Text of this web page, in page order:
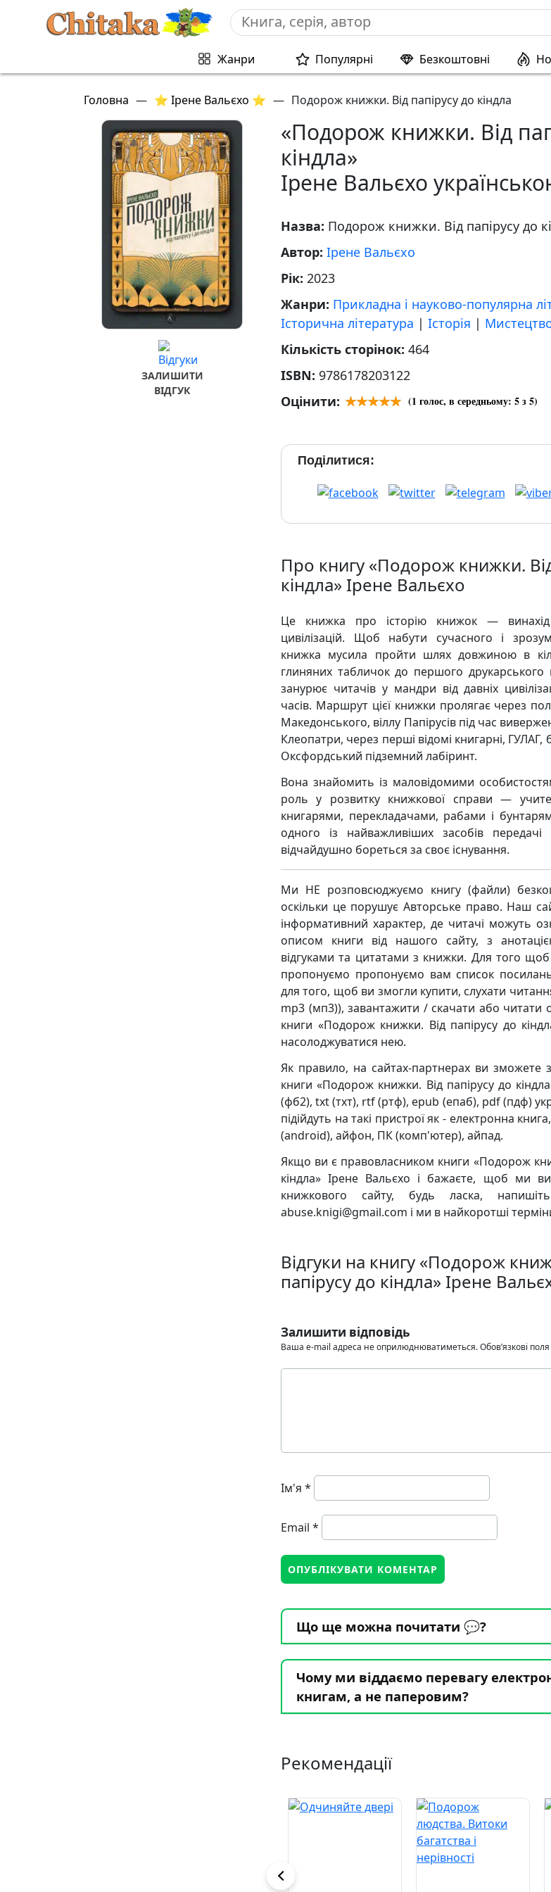
Жанри Популярні Безкоштовні
Головна — ⭐ Ірене Вальєхо ⭐ — Подорож книжки. Від папірусу до кіндла
ЗАЛИШИТИ
ВІДГУК
«Подорож книжки. Від
кіндла»
Ірене Вальєхо
Назва: Подорож книжки. Від папірусу до
Автор: Ірене Вальєхо
Рік: 2023
Жанри: Прикладна і науково-популярна
Історична література | Історія |
Кількість сторінок: 464
ISBN: 9786178203122
Оцінити:
(1 голос, в середньому: 5з 5)
Поділитися:
Про книгу «Подорож книжки.
кіндла» Ірене Вальєхо
Це книжка про історію книжок —
цивілізацій. Щоб набути сучасного і
книжка мусила пройти шлях довжиною в
глиняних табличок до першого
занурює читачів у мандри від давніх
часів. Маршрут цієї книжки пролягає через
Македонського, віллу Папірусів під час
Клеопатри, через перші відомі книгарні, ГУЛАГ,
Оксфордський підземний лабіринт.
Вона знайомить із маловідомими
роль у розвитку книжкової справи —
книгарями, перекладачами, рабами і
одного із найважливіших засобів
відчайдушно бореться за своє існування.
Ми НЕ розповсюджуємо книгу (файли)
оскільки це порушує Авторське право. Наш
інформативний характер, де читачі можуть
описом книги від нашого сайту, з
відгуками та цитатами з книжки. Для того
пропонуємо пропонуємо вам список посилань
для того, щоб ви змогли купити, слухати
mp3 (мп3)), завантажити / скачати або читати
книги «Подорож книжки. Від папірусу до
насолоджуватися нею.
Як правило, на сайтах-партнерах ви зможете
книги «Подорож книжки. Від папірусу до
(фб2), txt (тхт), rtf (ртф), epub (епаб), pdf (пдф)
підійдуть на такі пристрої як - електронна
(android), айфон, ПК (комп'ютер), айпад.
Якщо ви є правовласником книги «Подорож
кіндла» Ірене Вальєхо і бажаєте, щоб ми
книжкового сайту, будь ласка,
abuse.knigi@gmail.com і ми в найкоротші
Відгуки на книгу «Подорож
папірусу до кіндла» Ірене
Залишити відповідь
Ваша e-mail адреса не оприлюднюватиметься.Обов’язкові
Ім'я *
Email *
Що ще можна почитати 💬?
Чому ми віддаємо перевагу
книгам, а не паперовим?
Рекомендації